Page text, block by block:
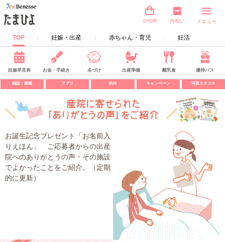
TOP 妊娠・出産 赤ちゃん・育児 妊活
SHOP 内祝い メニュー
妊娠早見表 お金・手続き 名づけ 出産準備 離乳食 優待パス
雑誌・書籍 アプリ SNS キャンペーン 写真スタジオ
お誕生記念プレゼント「お名前入
りえほん」 ご応募者からの出産
院へのありがとうの声・その施設
でよかったことをご紹介。（定期
的に更新）